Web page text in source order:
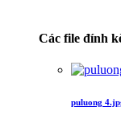
Các file đính
puluong